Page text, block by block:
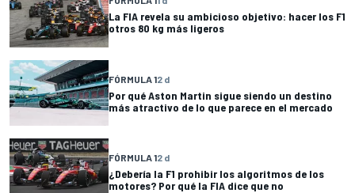
La FIA revela su ambicioso objetivo: hacer los F1
otros 80 kg más ligeros
FÓRMULA 12 d
Por qué Aston Martin sigue siendo un destino
más atractivo de lo que parece en el mercado
FÓRMULA 12 d
¿Debería la F1 prohibir los algoritmos de los
motores? Por qué la FIA dice que no